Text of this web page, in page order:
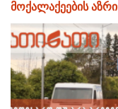
მოქალაქეების აზრი